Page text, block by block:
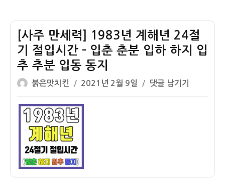
[사주 만세력] 1983년 계해년 24절
기 절입시간 – 입춘 춘분 입하 하지 입
추 추분 입동 동지
글
쓴
이
붉은맛치킨
작
성
일
2021년 2월 9일
[사
주
댓글 남기기